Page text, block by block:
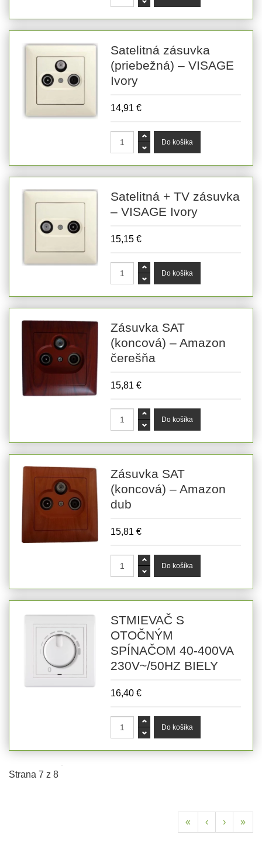
Satelitná zásuvka
(priebežná) – VISAGE
Ivory
14,91 €
Satelitná + TV zásuvka
– VISAGE Ivory
15,15 €
Zásuvka SAT
(koncová) – Amazon
čerešňa
15,81 €
Zásuvka SAT
(koncová) – Amazon
dub
15,81 €
STMIEVAČ S
OTOČNÝM
SPÍNAČOM 40-400VA
230V~/50HZ BIELY
16,40 €
Strana 7 z 8
« ‹ › »